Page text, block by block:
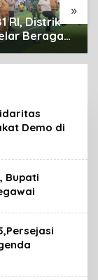
»
RI, Distrik
Beragam
Perkuat
Demo di
Bupati